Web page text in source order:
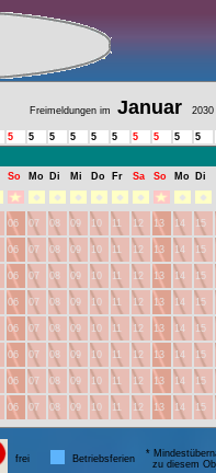
Freimeldungen im Januar 2030
5 5 5 5 5 5 5 5 5 5
So Mo Di Mi Do Fr Sa So Mo Di
06 07 08 09 10 11 12 13 14
15
06 07 08 09 10 11 12 13 14
15
06 07 08 09 10 11 12 13 14
15
06 07 08 09 10 11 12 13 14
15
06 07 08 09 10 11 12 13 14
15
06 07 08 09 10 11 12 13 14
15
06 07 08 09 10 11 12 13 14
15
06 07 08 09 10 11 12 13 14 15
frei Betriebsferien
*
zu diesem